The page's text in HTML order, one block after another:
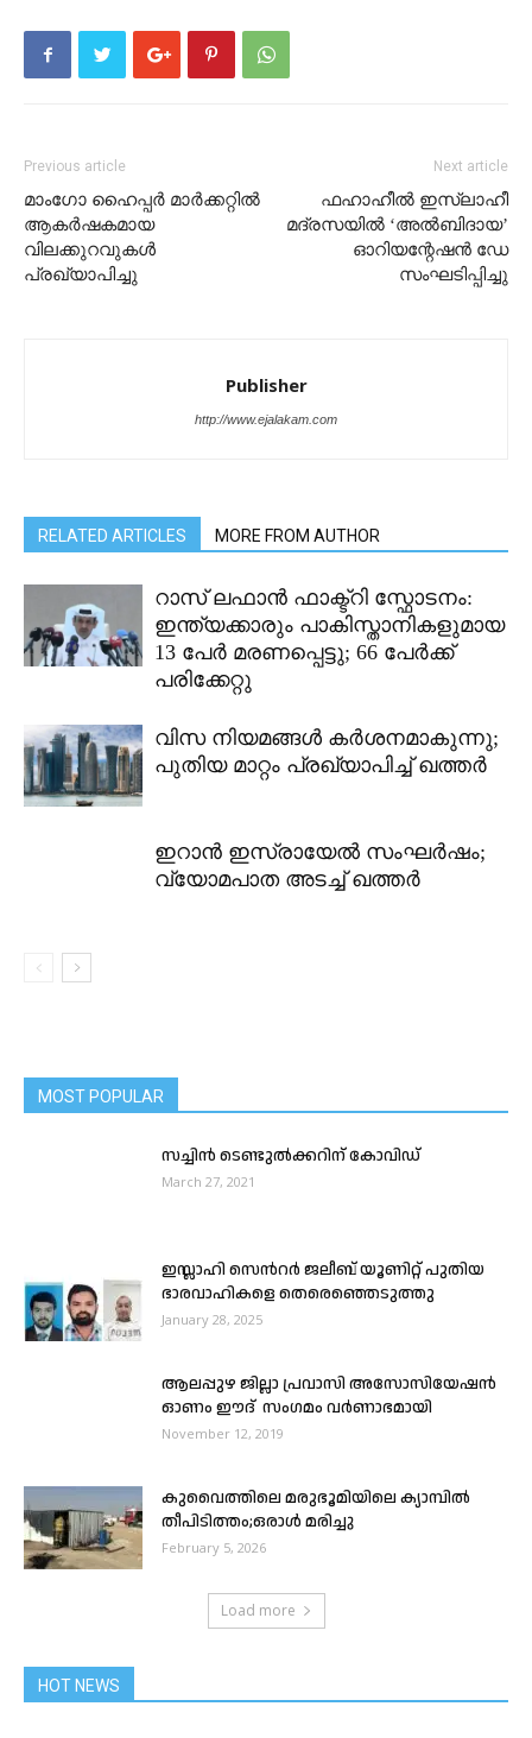
Previous article
മാംഗോ ഹൈപ്പർ മാർക്കറ്റിൽ
ആകർഷകമായ
വിലക്കുറവുകൾ
പ്രഖ്യാപിച്ചു
Next article
ഫഹാഹീൽ ഇസ്‌ലാഹീ
മദ്രസയിൽ ‘അൽബിദായ’
ഓറിയന്റേഷൻ ഡേ
സംഘടിപ്പിച്ചു
Publisher
http://www.ejalakam.com
RELATED ARTICLES MORE FROM AUTHOR
റാസ് ലഫാൻ ഫാക്ട്റി സ്ഫോടനം:
ഇന്ത്യക്കാരും പാകിസ്താനികളുമായ
13 പേർ മരണപ്പെട്ടു; 66 പേർക്ക്
പരിക്കേറ്റു
വിസ നിയമങ്ങൾ കർശനമാകുന്നു;
പുതിയ മാറ്റം പ്രഖ്യാപിച്ച് ഖത്തർ
ഇറാൻ ഇസ്രായേൽ സംഘർഷം;
വ്യോമപാത അടച്ച് ഖത്തർ
MOST POPULAR
സച്ചിൻ ടെണ്ടുൽക്കറിന് കോവിഡ്
March 27, 2021
ഇസ്ലാഹി സെൻറർ ജലീബ് യൂണിറ്റ് പുതിയ
ഭാരവാഹികളെ തെരെഞ്ഞെടുത്തു
January 28, 2025
ആലപ്പുഴ ജില്ലാ പ്രവാസി അസോസിയേഷൻ
ഓണം ഈദ് സംഗമം വർണാഭമായി
November 12, 2019
കുവൈത്തിലെ മരുഭൂമിയിലെ ക്യാമ്പിൽ
തീപിടിത്തം;ഒരാൾ മരിച്ചു
February 5, 2026
Load more
HOT NEWS